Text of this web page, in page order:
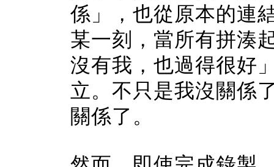
係」，也從原本的連
某一刻，當所有拼湊
沒有我，也過得很好
立。不只是我沒關係
關係了。